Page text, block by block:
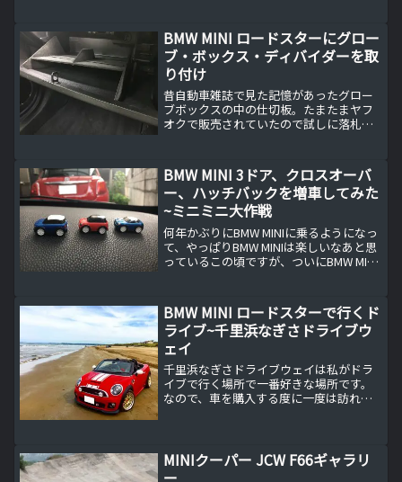
BMW MINI ロードスターにグロー
ブ・ボックス・ディバイダーを取
り付け
昔自動車雑誌で見た記憶があったグロー
ブボックスの中の仕切板。たまたまヤフ
オクで販売されていたので試しに落札し
BMW MINI 3ドア、クロスオーバ
ー、ハッチバックを増車してみた
~ミニミニ大作戦
何年かぶりにBMW MINIに乗るようになっ
て、やっぱりBMW MINIは楽しいなあと思
っているこの頃ですが、ついにBMW MINI
（笑）R56系の時代にもBMW ...
BMW MINI ロードスターで行くド
ライブ~千里浜なぎさドライブウ
ェイ
千里浜なぎさドライブウェイは私がドラ
イブで行く場所で一番好きな場所です。
なので、車を購入する度に一度は訪れる
覧のようにメインカ...
MINIクーパー JCW F66ギャラリ